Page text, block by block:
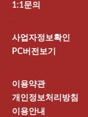
1:1문의
-
사업자정보확인
PC버전보기
-
이용약관
개인정보처리방침
이용안내